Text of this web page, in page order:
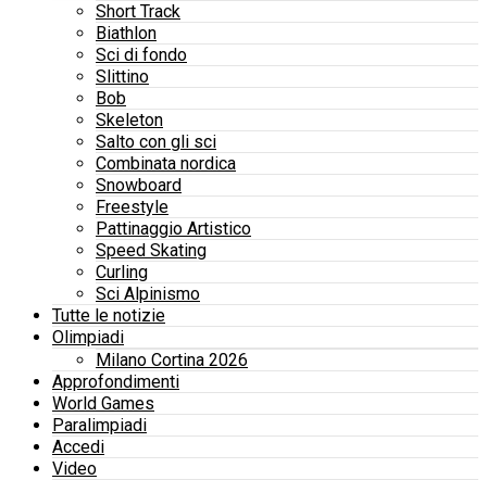
Short Track
Biathlon
Sci di fondo
Slittino
Bob
Skeleton
Salto con gli sci
Combinata nordica
Snowboard
Freestyle
Pattinaggio Artistico
Speed Skating
Curling
Sci Alpinismo
Tutte le notizie
Olimpiadi
Milano Cortina 2026
Approfondimenti
World Games
Paralimpiadi
Accedi
Video